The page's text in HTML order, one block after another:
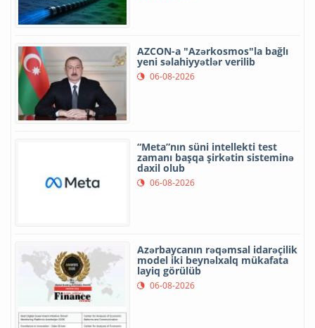
AZCON-a "Azərkosmos"la bağlı
yeni səlahiyyətlər verilib
06-08-2026
“Meta”nın süni intellekti test
zamanı başqa şirkətin sisteminə
daxil olub
06-08-2026
Azərbaycanın rəqəmsal idarəçilik
model iki beynəlxalq mükafata
layiq görülüb
06-08-2026